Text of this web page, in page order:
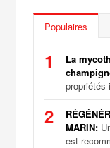
Populaires
1
La
2
MARIN:
est